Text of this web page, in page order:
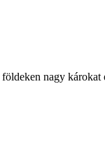
nagy károkat